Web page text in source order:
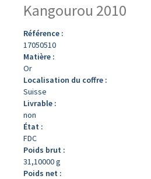
Kangourou 2010
Référence :
17050510
Matière :
Or
Localisation du coffre :
Suisse
Livrable :
non
État :
FDC
Poids brut :
31,10000 g
Poids net :